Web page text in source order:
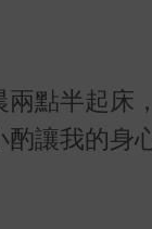
點半起床
讓我的身